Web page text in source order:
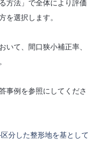
方法」で全体により評価
を選択します。
て、間口狭小補正率、
事例を参照にしてくださ
分した整形地を基として